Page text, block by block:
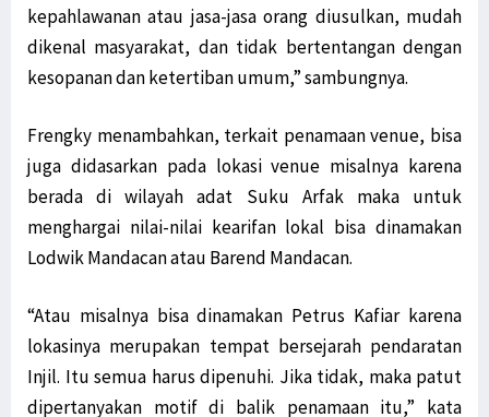
kepahlawanan atau jasa-jasa orang diusulkan, mudah
dikenal masyarakat, dan tidak bertentangan dengan
kesopanan dan ketertiban umum,” sambungnya.
Frengky menambahkan, terkait penamaan venue, bisa
juga didasarkan pada lokasi venue misalnya karena
berada di wilayah adat Suku Arfak maka untuk
menghargai nilai-nilai kearifan lokal bisa dinamakan
Lodwik Mandacan atau Barend Mandacan.
“Atau misalnya bisa dinamakan Petrus Kafiar karena
lokasinya merupakan tempat bersejarah pendaratan
Injil. Itu semua harus dipenuhi. Jika tidak, maka patut
dipertanyakan motif di balik penamaan itu,” kata